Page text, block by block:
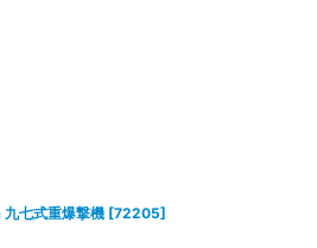
七式重爆撃機 [72205]